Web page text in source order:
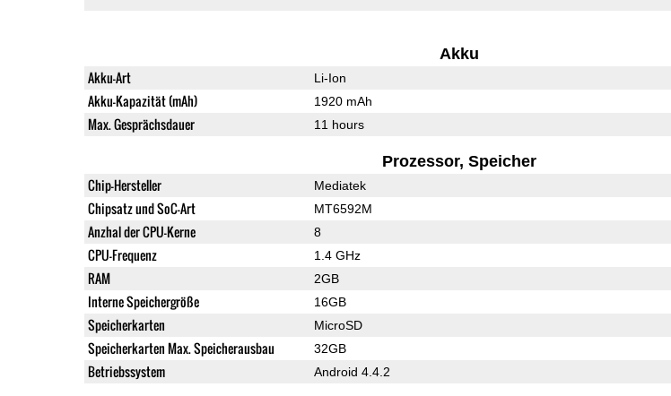
Akku
Akku-Art Li-Ion
Akku-Kapazität (mAh) 1920 mAh
Max. Gesprächsdauer 11 hours
Prozessor, Speicher
Chip-Hersteller Mediatek
Chipsatz und SoC-Art MT6592M
Anzhal der CPU-Kerne 8
CPU-Frequenz 1.4 GHz
RAM 2GB
Interne Speichergröße 16GB
Speicherkarten MicroSD
Speicherkarten Max. Speicherausbau 32GB
Betriebssystem Android 4.4.2